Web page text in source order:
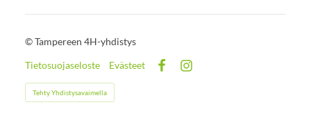
©Tampereen 4H-yhdistys
Tietosuojaseloste
Evästeet
Tehty Yhdistysavaimella